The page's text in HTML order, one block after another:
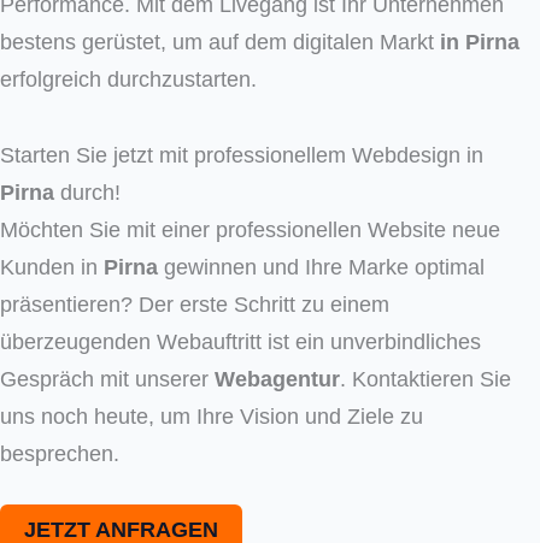
bestens gerüstet, um auf dem digitalen Markt in Pirna
erfolgreich durchzustarten.
Starten Sie jetzt mit professionellem Webdesign in
Pirna durch!
Möchten Sie mit einer professionellen Website neue
Kunden in Pirna gewinnen und Ihre Marke optimal
präsentieren? Der erste Schritt zu einem
überzeugenden Webauftritt ist ein unverbindliches
Gespräch mit unserer Webagentur. Kontaktieren Sie
uns noch heute, um Ihre Vision und Ziele zu
besprechen.
JETZT ANFRAGEN